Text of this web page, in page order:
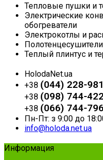
Тепловые пушки и
Электрические
обогреватели
Электрокотлы и
Теплый плинтус и
HolodaNet.ua
+38 (044) 228-
+38 (098) 744-
+38 (066) 744-
Пн-Пт: з 9:00 до
info@holoda.net.ua
Информация